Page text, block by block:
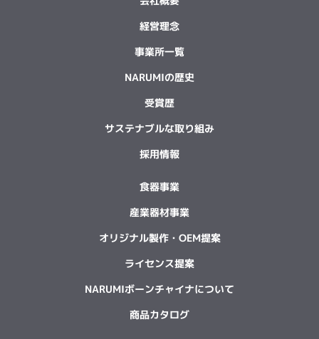
経営理念
事業所一覧
NARUMIの歴史
受賞歴
サステナブルな取り組み
採用情報
食器事業
産業器材事業
オリジナル製作・OEM提案
ライセンス提案
NARUMIボーンチャイナについて
商品カタログ